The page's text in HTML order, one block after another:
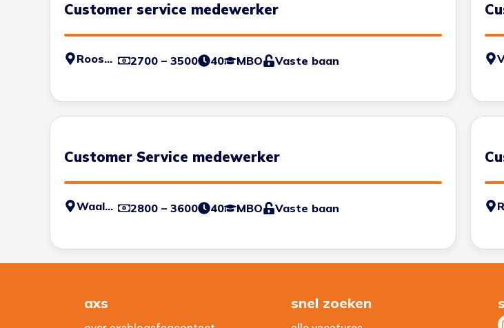
Customer service medewerker
Roosendaal 2700 – 3500 40 MBO Vaste baan
Customer Service medewerker
Waalwijk 2800 – 3600 40 MBO Vaste baan
axs snel zoeken